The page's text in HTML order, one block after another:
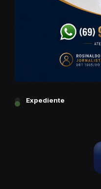
Expediente